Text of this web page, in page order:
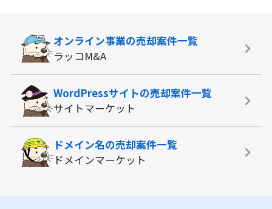
オンライン事業の売却案件一覧
ラッコM&A
WordPressサイトの売却案件一覧
サイトマーケット
ドメイン名の売却案件一覧
ドメインマーケット